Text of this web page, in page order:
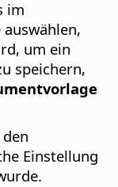
im
um ein
speichern,
Einstellung